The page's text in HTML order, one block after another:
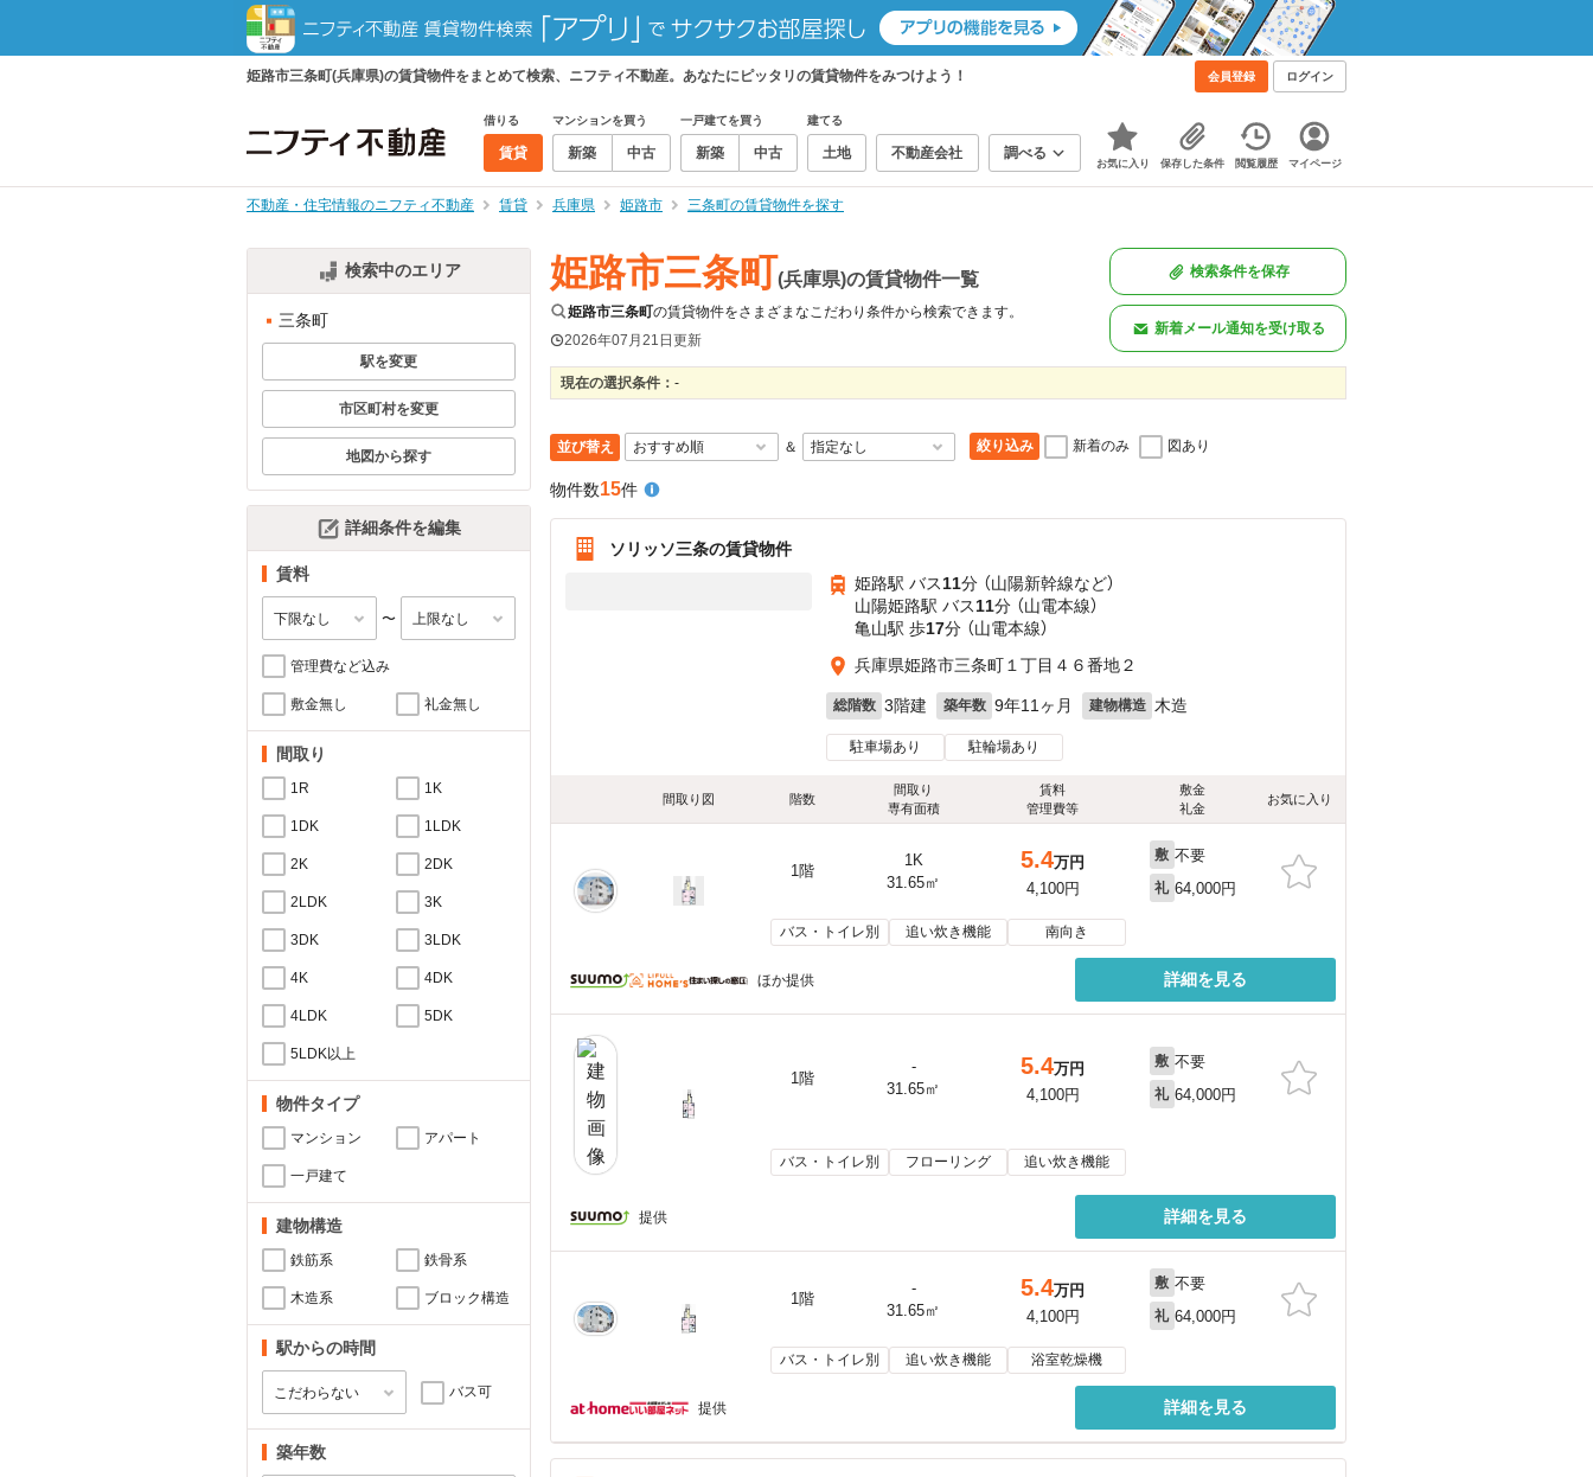
姫路市三条町(兵庫県)の賃貸物件をまとめて検索、ニフティ不動産。あなたにピッタリの賃貸物件をみつけよう！ 会員登録 ログイン
借りる
賃貸
マンションを買う
新築 中古
一戸建てを買う
新築 中古
建てる
土地 不動産会社 調べる
お気に入り 保存した条件 閲覧履歴 マイページ
不動産・住宅情報のニフティ不動産 賃貸 兵庫県 姫路市 三条町の賃貸物件を探す
検索中のエリア
三条町
駅を変更
市区町村を変更
地図から探す
詳細条件を編集
賃料
〜
管理費など込み
敷金無し 礼金無し
間取り
1R 1K
1DK 1LDK
2K 2DK
2LDK 3K
3DK 3LDK
4K 4DK
4LDK 5DK
5LDK以上
物件タイプ
マンション アパート
一戸建て
建物構造
鉄筋系 鉄骨系
木造系 ブロック構造
駅からの時間
バス可
築年数
姫路市三条町(兵庫県)の賃貸物件一覧
姫路市三条町の賃貸物件をさまざまなこだわり条件から検索できます。
2026年07月21日更新
検索条件を保存
新着メール通知を受け取る
現在の選択条件： -
並び替え ＆ 絞り込み 新着のみ 図あり
物件数15件
ソリッソ三条の賃貸物件
姫路駅 バス11分 （山陽新幹線など）
山陽姫路駅 バス11分 （山電本線）
亀山駅 歩17分 （山電本線）
兵庫県姫路市三条町１丁目４６番地２
総階数 3階建 築年数 9年11ヶ月 建物構造 木造
駐車場あり 駐輪場あり
間取り図 階数
間取り
専有面積
賃料
管理費等
敷金
礼金
お気に入り
1階
1K
31.65㎡
5.4万円
4,100円
敷 不要
礼 64,000円
バス・トイレ別 追い炊き機能 南向き
ほか提供 詳細を見る
1階
-
31.65㎡
5.4万円
4,100円
敷 不要
礼 64,000円
バス・トイレ別 フローリング 追い炊き機能
提供 詳細を見る
1階
-
31.65㎡
5.4万円
4,100円
敷 不要
礼 64,000円
バス・トイレ別 追い炊き機能 浴室乾燥機
提供 詳細を見る